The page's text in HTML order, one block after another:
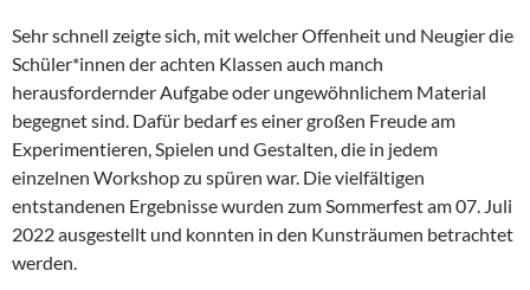
Sehr schnell zeigte sich, mit welcher Offenheit und Neugier die
Schüler*innen der achten Klassen auch manch
herausfordernder Aufgabe oder ungewöhnlichem Material
begegnet sind. Dafür bedarf es einer großen Freude am
Experimentieren, Spielen und Gestalten, die in jedem
einzelnen Workshop zu spüren war. Die vielfältigen
entstandenen Ergebnisse wurden zum Sommerfest am 07. Juli
2022 ausgestellt und konnten in den Kunsträumen betrachtet
werden.